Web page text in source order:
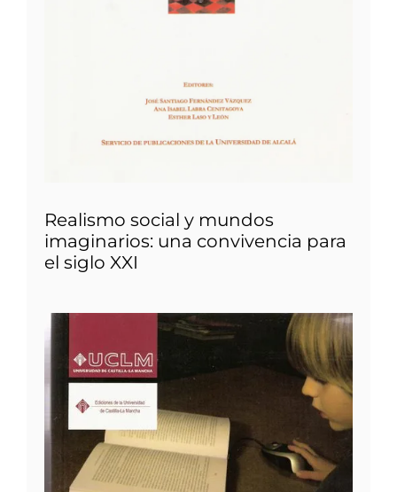
Realismo social y mundos
imaginarios: una convivencia para
el siglo XXI